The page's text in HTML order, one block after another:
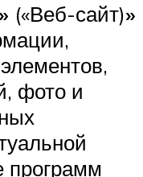
(«Веб-сайт)»
фото и
программ